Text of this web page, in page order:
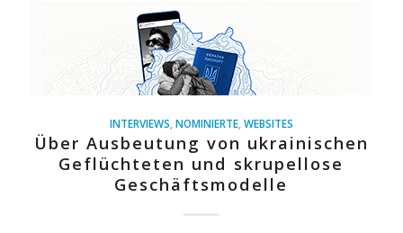
INTERVIEWS NOMINIERTE, WEBSITES
Über Ausbeutung von ukrainischen
Geflüchteten und skrupellose
Geschäftsmodelle